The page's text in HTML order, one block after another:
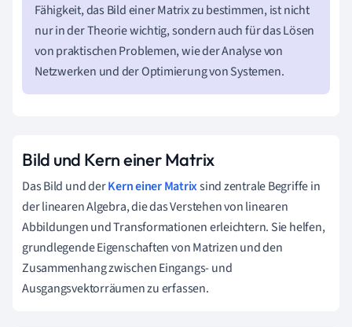
Fähigkeit, das Bild einer Matrix zu bestimmen, ist nicht
nur in der Theorie wichtig, sondern auch für das Lösen
von praktischen Problemen, wie der Analyse von
Netzwerken und der Optimierung von Systemen.
Bild und Kern einer Matrix
Das Bild und derKern einer Matrixsind zentrale Begriffe in
der linearen Algebra, die das Verstehen von linearen
Abbildungen und Transformationen erleichtern. Sie helfen,
grundlegende Eigenschaften von Matrizen und den
Zusammenhang zwischen Eingangs- und
Ausgangsvektorräumen zu erfassen.